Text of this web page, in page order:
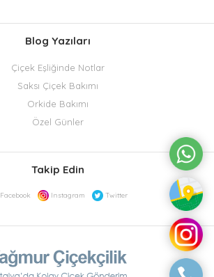
Blog Yazıları
Çiçek Eşliğinde Notlar
Saksı Çiçek Bakımı
Orkide Bakımı
Özel Günler
Takip Edin
Facebook Instagram Twitter